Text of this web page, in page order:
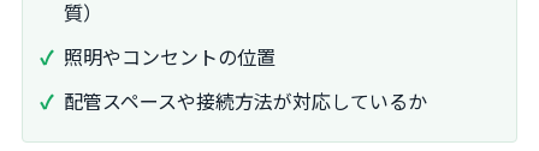
質）
照明やコンセントの位置
配管スペースや接続方法が対応しているか